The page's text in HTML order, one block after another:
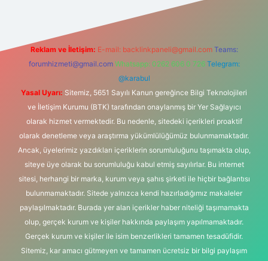
Reklam ve İletişim: E-mail: backlinkpaneli@gmail.com Teams:
forumhizmeti@gmail.com Whatsapp: 0262 606 0 726 Telegram:
@karabul
Yasal Uyarı: Sitemiz, 5651 Sayılı Kanun gereğince Bilgi Teknolojileri
ve İletişim Kurumu (BTK) tarafından onaylanmış bir Yer Sağlayıcı
olarak hizmet vermektedir. Bu nedenle, sitedeki içerikleri proaktif
olarak denetleme veya araştırma yükümlülüğümüz bulunmamaktadır.
Ancak, üyelerimiz yazdıkları içeriklerin sorumluluğunu taşımakta olup,
siteye üye olarak bu sorumluluğu kabul etmiş sayılırlar. Bu internet
sitesi, herhangi bir marka, kurum veya şahıs şirketi ile hiçbir bağlantısı
bulunmamaktadır. Sitede yalnızca kendi hazırladığımız makaleler
paylaşılmaktadır. Burada yer alan içerikler haber niteliği taşımamakta
olup, gerçek kurum ve kişiler hakkında paylaşım yapılmamaktadır.
Gerçek kurum ve kişiler ile isim benzerlikleri tamamen tesadüfidir.
Sitemiz, kar amacı gütmeyen ve tamamen ücretsiz bir bilgi paylaşım